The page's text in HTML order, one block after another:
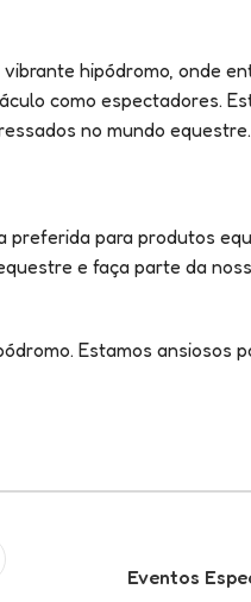
hipódromo, onde
como espectadores.
no mundo equestre.
preferida para produtos
e faça parte da
Estamos ansiosos
Eventos